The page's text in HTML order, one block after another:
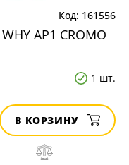
161556
AP1 CROMO
1 шт.
В КОРЗИНУ